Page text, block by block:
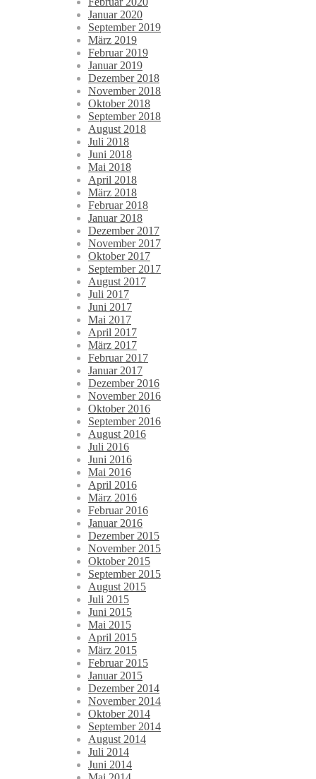
Januar 2020
September 2019
März 2019
Februar 2019
Januar 2019
Dezember 2018
November 2018
Oktober 2018
September 2018
August 2018
Juli 2018
Juni 2018
Mai 2018
April 2018
März 2018
Februar 2018
Januar 2018
Dezember 2017
November 2017
Oktober 2017
September 2017
August 2017
Juli 2017
Juni 2017
Mai 2017
April 2017
März 2017
Februar 2017
Januar 2017
Dezember 2016
November 2016
Oktober 2016
September 2016
August 2016
Juli 2016
Juni 2016
Mai 2016
April 2016
März 2016
Februar 2016
Januar 2016
Dezember 2015
November 2015
Oktober 2015
September 2015
August 2015
Juli 2015
Juni 2015
Mai 2015
April 2015
März 2015
Februar 2015
Januar 2015
Dezember 2014
November 2014
Oktober 2014
September 2014
August 2014
Juli 2014
Juni 2014